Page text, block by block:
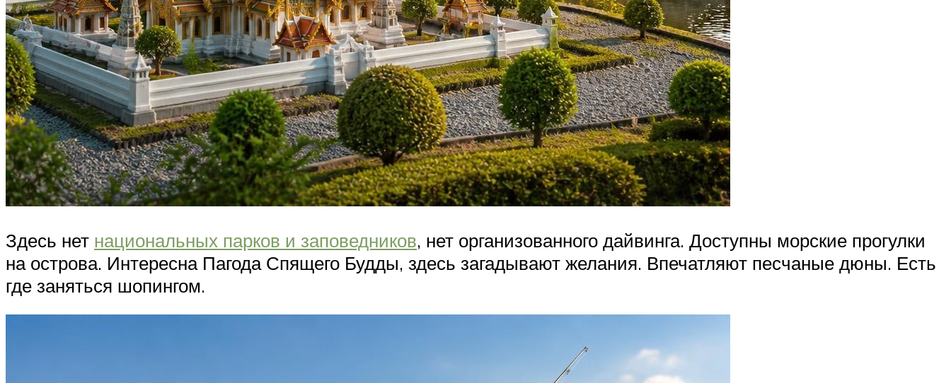
Здесь нет национальных парков и заповедников, нет организованного дайвинга. Доступны морские прогулки
на острова. Интересна Пагода Спящего Будды, здесь загадывают желания. Впечатляют песчаные дюны. Есть
где заняться шопингом.